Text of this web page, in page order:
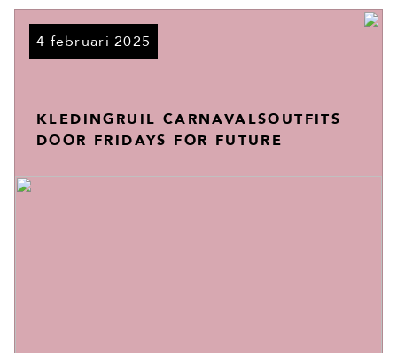
4 februari 2025
KLEDINGRUIL CARNAVALSOUTFITS
DOOR FRIDAYS FOR FUTURE